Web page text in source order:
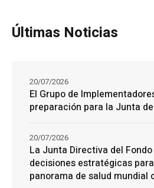
Últimas Noticias
El Grupo de
preparación para la Junta
20/07/2026
La Junta Directiva del
decisiones estratégicas
panorama de salud mundial
20/07/2026